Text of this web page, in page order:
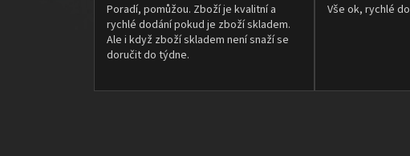
Poradí, pomůžou. Zboží je kvalitní a
rychlé dodání pokud je zboží skladem.
Ale i když zboží skladem není snaží se
doručit do týdne.
Vše ok, rychlé